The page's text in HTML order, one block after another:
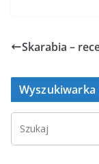
Skarabia –
Wyszukiwarka